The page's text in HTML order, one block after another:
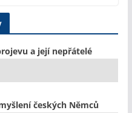
a její nepřátelé
českých Němců